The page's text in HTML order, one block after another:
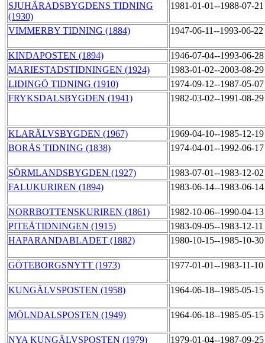
SJUHÄRADSBYGDENS TIDNING
(1930)
1981-01-01--1988-07-
VIMMERBY TIDNING (1884) 1947-06-11--1993-06-22
KINDAPOSTEN (1894)
1946-07-04--1993-06-
MARIESTADSTIDNINGEN (1924)
1983-01-02--2003-08-
LIDINGÖ TIDNING (1910)
1974-09-12--1987-05-
FRYKSDALSBYGDEN (1941)
1982-03-02--1991-08-
KLARÄLVSBYGDEN (1967)
1969-04-10--1985-12-
BORÅS TIDNING (1838)
1974-04-01--1992-06-
SÖRMLANDSBYGDEN (1927)
1983-07-01--1983-12-
FALUKURIREN (1894)
1983-06-14--1983-06-
NORRBOTTENSKURIREN (1861)
1982-10-06--1990-04-
PITEÅTIDNINGEN (1915)
1983-09-05--1983-12-11
HAPARANDABLADET (1882)
1980-10-15--1985-10-
GÖTEBORGSNYTT (1973) 1977-01-01--1983-11-10
KUNGÄLVSPOSTEN (1958) 1964-06-18--1985-05-
MÖLNDALSPOSTEN (1949) 1964-06-18--1985-05-
NYA KUNGÄLVSPOSTEN (1979) 1979-01-04--1987-09-